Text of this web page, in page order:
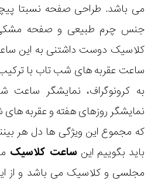
می باشد. طراحی صفحه نسبتا
جنس چرم طبیعی و صفحه
کلاسیک دوست داشتنی به این
ساعت عقربه های شب تاب با
به کرونوگراف، نمایشگر ساعت
نمایشگر روزهای هفته و عقربه
که مجموع این ویژگی ها دل هر
باید بگوییم این ساعت کلاسیک
مجلسی و کلاسیک می باشد و از